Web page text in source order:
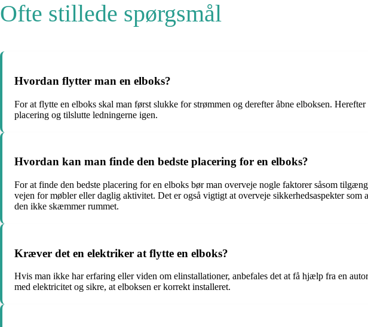
Ofte stillede spørgsmål
Hvordan flytter man en elboks?
For at flytte en elboks skal man først slukke for strømmen og derefter åbne elboksen.
placering og tilslutte ledningerne igen.
Hvordan kan man finde den bedste placering for en elboks?
For at finde den bedste placering for en elboks bør man overveje nogle faktorer såsom
vejen for møbler eller daglig aktivitet. Det er også vigtigt at overveje sikkerhedsaspekter
den ikke skæmmer rummet.
Kræver det en elektriker at flytte en elboks?
Hvis man ikke har erfaring eller viden om elinstallationer, anbefales det at få hjælp fra en
med elektricitet og sikre, at elboksen er korrekt installeret.